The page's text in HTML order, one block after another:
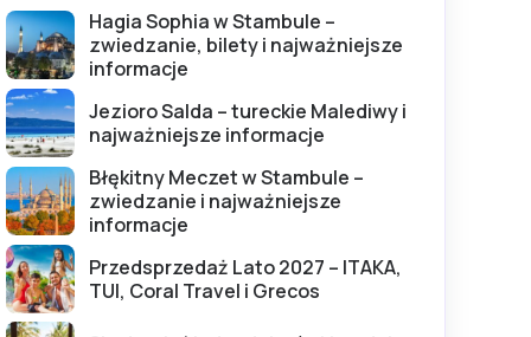
Hagia Sophia w Stambule –
zwiedzanie, bilety i najważniejsze
informacje
Jezioro Salda – tureckie Malediwy i
najważniejsze informacje
Błękitny Meczet w Stambule –
zwiedzanie i najważniejsze
informacje
Przedsprzedaż Lato 2027 – ITAKA,
TUI, Coral Travel i Grecos